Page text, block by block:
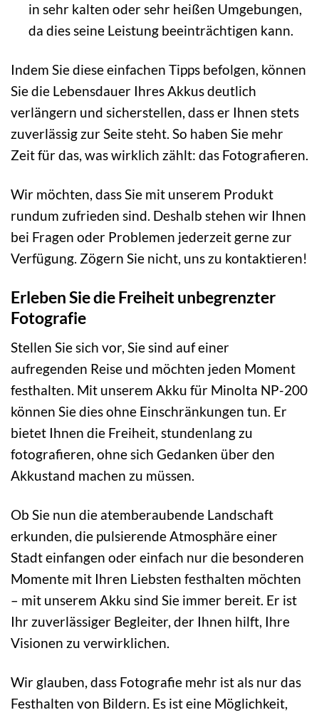
in sehr kalten oder sehr heißen Umgebungen,
da dies seine Leistung beeinträchtigen kann.
Indem Sie diese einfachen Tipps befolgen, können
Sie die Lebensdauer Ihres Akkus deutlich
verlängern und sicherstellen, dass er Ihnen stets
zuverlässig zur Seite steht. So haben Sie mehr
Zeit für das, was wirklich zählt: das Fotografieren.
Wir möchten, dass Sie mit unserem Produkt
rundum zufrieden sind. Deshalb stehen wir Ihnen
bei Fragen oder Problemen jederzeit gerne zur
Verfügung. Zögern Sie nicht, uns zu kontaktieren!
Erleben Sie die Freiheit unbegrenzter
Fotografie
Stellen Sie sich vor, Sie sind auf einer
aufregenden Reise und möchten jeden Moment
festhalten. Mit unserem Akku für Minolta NP-200
können Sie dies ohne Einschränkungen tun. Er
bietet Ihnen die Freiheit, stundenlang zu
fotografieren, ohne sich Gedanken über den
Akkustand machen zu müssen.
Ob Sie nun die atemberaubende Landschaft
erkunden, die pulsierende Atmosphäre einer
Stadt einfangen oder einfach nur die besonderen
Momente mit Ihren Liebsten festhalten möchten
– mit unserem Akku sind Sie immer bereit. Er ist
Ihr zuverlässiger Begleiter, der Ihnen hilft, Ihre
Visionen zu verwirklichen.
Wir glauben, dass Fotografie mehr ist als nur das
Festhalten von Bildern. Es ist eine Möglichkeit,